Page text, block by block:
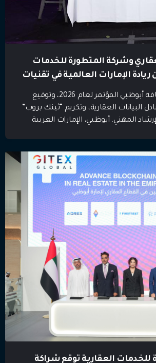
وشركة المتطورة للخدمات
ريادة الإمارات العالمية في تقنيات
شفافية السوق خلال مشاركتهما في
الإعلان عن استضافة أبوظبي المؤتمر لعام 2026، وتوقيع
البيانات العقارية، وتكريم “ثينك بروب”
المهني. أبوظبي، الإمارات العربية
إبراز مكانة أبوظبي في مجال تقنيات
وتوحيد معايير القطاع العقاري، […]
للخدمات العقارية توقع شراكة